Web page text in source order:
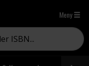
Meny